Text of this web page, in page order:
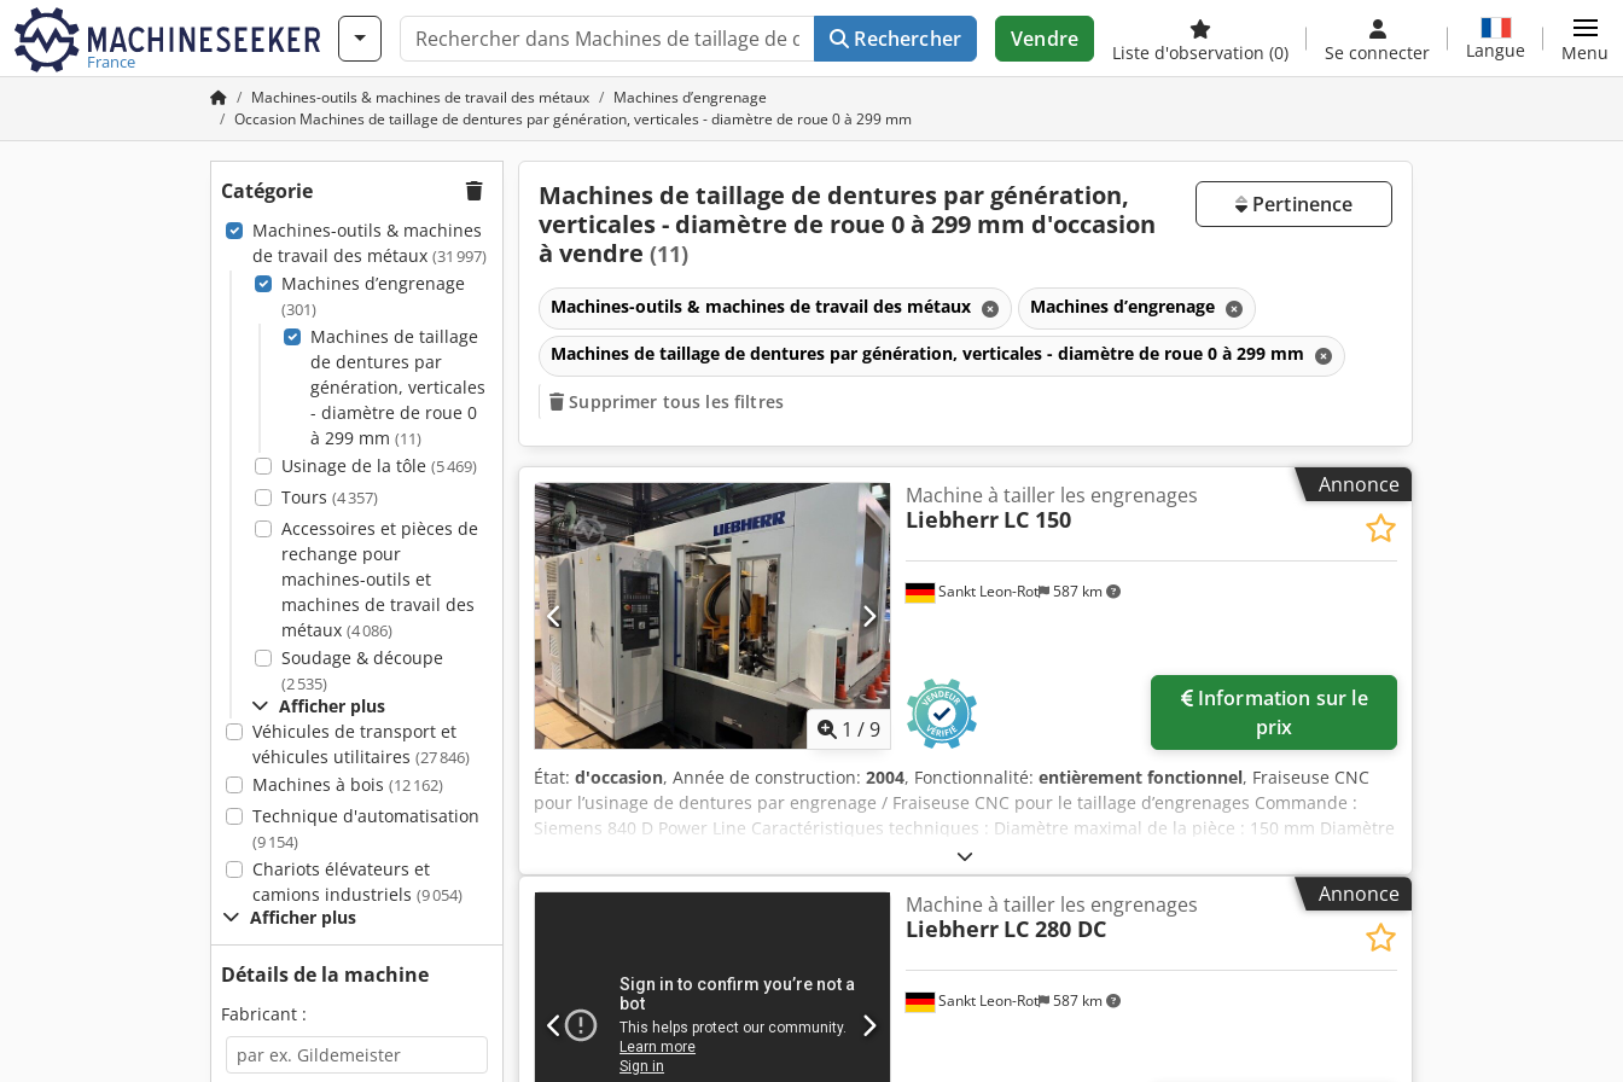
France
Rechercher Vendre
Liste d'observation (0) Se connecter Langue Menu
Machines-outils & machines de travail des métaux
Machines d’engrenage
Occasion Machines de taillage de dentures par génération, verticales - diamètre de roue 0 à 299 mm
Catégorie
Machines-outils & machines
de travail des métaux (31 997)
Machines d’engrenage
(301)
Machines de taillage
de dentures par
génération, verticales
- diamètre de roue 0
à 299 mm (11)
Usinage de la tôle (5 469)
Tours (4 357)
Accessoires et pièces de
rechange pour
machines-outils et
machines de travail des
métaux (4 086)
Soudage & découpe
(2 535)
Afficher plus
Véhicules de transport et
véhicules utilitaires (27 846)
Machines à bois (12 162)
Technique d'automatisation
(9 154)
Chariots élévateurs et
camions industriels (9 054)
Afficher plus
Détails de la machine
Fabricant :
Machines de taillage de dentures par génération,
verticales - diamètre de roue 0 à 299 mm d'occasion
à vendre (11)
Pertinence
Machines-outils & machines de travail des métaux Machines d’engrenage
Machines de taillage de dentures par génération, verticales - diamètre de roue 0 à 299 mm
Supprimer tous les filtres
Annonce
1 /9
Sankt Leon-Rot 587 km
Machine à tailler les engrenages
Liebherr LC 150
Information sur le
prix
État: d'occasion, Année de construction: 2004, Fonctionnalité: entièrement fonctionnel, Fraiseuse CNC
pour l’usinage de dentures par engrenage / Fraiseuse CNC pour le taillage d’engrenages Commande :
Siemens 840 D Power Line Caractéristiques techniques : Diamètre maximal de la pièce : 150 mm Diamètre
de la table : 145 mm Vitesse maximale de la table : 800 tr/min Distance entre les axes / course maximale :
10 – 200 mm Course maximale en axe Z : 250 mm Angle d’inclinaison de la tête de fraisage : +/- 45° Course
maximale du chariot porte-pièce : 300 mm Vitesse maximale d’avance rapide : 17 000 mm/min Puissance
du moteur de la tête de fraisage : 19 kW Module maximal : 3 mm Vitesse maximale de la broche de
maximale de la fraise hélicoïdale : 200 mm Dimensions approximatives : 5,5 x 3,7 x 3,1 m Poids
approximatif : 9 500 kg Équipement : Convoyeur à copeaux Aspiration des brouillards d’huile / aspiration
de l’huile Refroidisseur d’huile Lunette avec dispositif d’abaissement et réglage vertical Chargeur rotatif à
deux griffes de serrage Dcodpfx Aszkwvneb Rjk Système de convoyeur pour l’alimentation automatique 5
Annonce
Sankt Leon-Rot 587 km
Machine à tailler les engrenages
Liebherr LC 280 DC